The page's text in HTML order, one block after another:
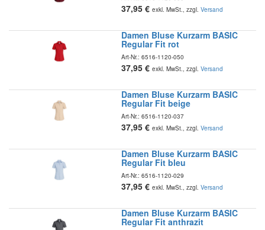
37,95 € exkl. MwSt., zzgl. Versand
Damen Bluse Kurzarm BASIC
Regular Fit rot
Art-Nr.: 6516-1120-050
37,95 € exkl. MwSt., zzgl. Versand
Damen Bluse Kurzarm BASIC
Regular Fit beige
Art-Nr.: 6516-1120-037
37,95 € exkl. MwSt., zzgl. Versand
Damen Bluse Kurzarm BASIC
Regular Fit bleu
Art-Nr.: 6516-1120-029
37,95 € exkl. MwSt., zzgl. Versand
Damen Bluse Kurzarm BASIC
Regular Fit anthrazit